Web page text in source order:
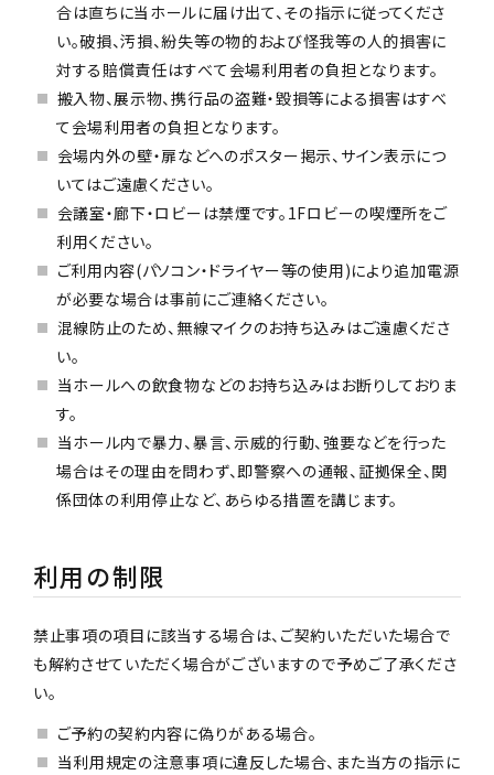
合は直ちに当ホールに届け出て、その指示に従ってくださ
い。破損、汚損、紛失等の物的および怪我等の人的損害に
対する賠償責任はすべて会場利用者の負担となります。
搬入物、展示物、携行品の盗難・毀損等による損害はすべ
て会場利用者の負担となります。
会場内外の壁・扉などへのポスター掲示、サイン表示につ
いてはご遠慮ください。
会議室・廊下・ロビーは禁煙です。1Fロビーの喫煙所をご
利用ください。
ご利用内容(パソコン・ドライヤー等の使用)により追加電源
が必要な場合は事前にご連絡ください。
混線防止のため、無線マイクのお持ち込みはご遠慮くださ
い。
当ホールへの飲食物などのお持ち込みはお断りしておりま
す。
当ホール内で暴力、暴言、示威的行動、強要などを行った
場合はその理由を問わず、即警察への通報、証拠保全、関
係団体の利用停止など、あらゆる措置を講じます。
利用の制限
禁止事項の項目に該当する場合は、ご契約いただいた場合で
も解約させていただく場合がございますので予めご了承くださ
い。
ご予約の契約内容に偽りがある場合。
当利用規定の注意事項に違反した場合、また当方の指示に